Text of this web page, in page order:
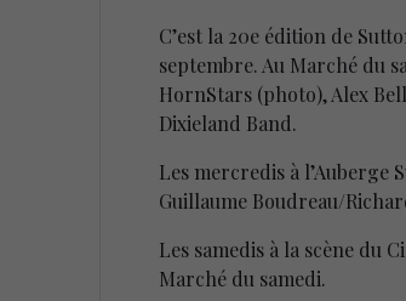
C’est la 20e édition de
septembre. Au Marché du
HornStars (photo), Alex
Dixieland Band.
Les mercredis à l’Auberge
Guillaume Boudreau/
Les samedis à la scène du
Marché du samedi.